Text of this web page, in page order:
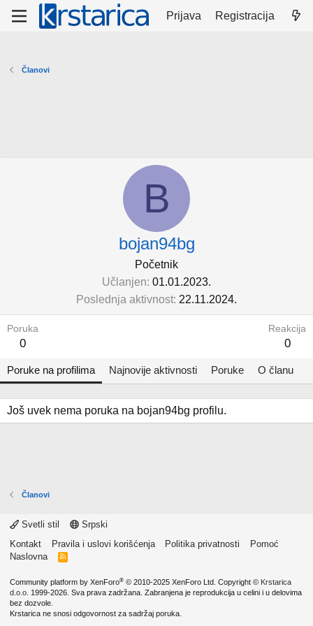
Prijava Registracija
Članovi
B
bojan94bg
Početnik
Učlanjen 01.01.2023.
Poslednja aktivnost 22.11.2024.
Poruka
0
Reakcija
0
Poruke na profilima Najnovije aktivnosti Poruke O članu
Još uvek nema poruka na bojan94bg profilu.
Članovi
Svetli stil
Srpski
Kontakt
Pravila i uslovi korišćenja Politika privatnosti
Pomoć
Naslovna
R
Community platform by XenForo® © 2010-2025 XenForo Ltd. Copyright © Krstarica
d.o.o. 1999-2026. Sva prava zadržana. Zabranjena je reprodukcija u celini i u delovima
bez dozvole.
Krstarica ne snosi odgovornost za sadržaj poruka.